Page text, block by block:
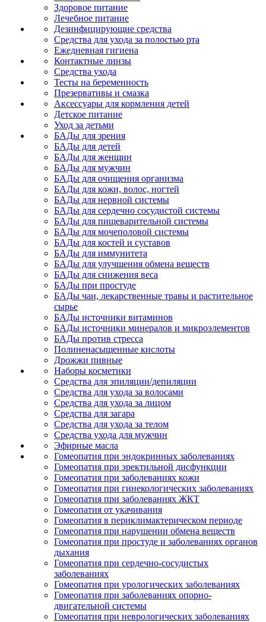
Здоровое питание
Лечебное питание
Дезинфицирующие средства
Средства для ухода за полостью рта
Ежедневная гигиена
Контактные линзы
Средства ухода
Тесты на беременность
Презервативы и смазка
Аксессуары для кормления детей
Детское питание
Уход за детьми
БАДы для зрения
БАДы для детей
БАДы для женщин
БАДы для мужчин
БАДы для очищения организма
БАДы для кожи, волос, ногтей
БАДы для нервной системы
БАДы для сердечно сосудистой системы
БАДы для пищеварительной системы
БАДы для мочеполовой системы
БАДы для костей и суставов
БАДы для иммунитета
БАДы для улучшения обмена веществ
БАДы для снижения веса
БАДы при простуде
БАДы чаи, лекарственные травы и растительное
сырье
БАДы источники витаминов
БАДы источники минералов и микроэлементов
БАДы против стресса
Полиненасыщенные кислоты
Дрожжи пивные
Наборы косметики
Средства для эпиляции/депиляции
Средства для ухода за волосами
Средства для ухода за лицом
Средства для загара
Средства для ухода за телом
Средства ухода для мужчин
Эфирные масла
Гомеопатия при эндокринных заболеваниях
Гомеопатия при эректильной дисфункции
Гомеопатия при заболеваниях кожи
Гомеопатия при гинекологических заболеваниях
Гомеопатия при заболеваниях ЖКТ
Гомеопатия от укачивания
Гомеопатия в периклимактерическом периоде
Гомеопатия при нарушении обмена веществ
Гомеопатия при простуде и заболеваниях органов
дыхания
Гомеопатия при сердечно-сосудистых
заболеваниях
Гомеопатия при урологических заболеваниях
Гомеопатия при заболеваниях опорно-
двигательной системы
Гомеопатия при неврологических заболеваниях